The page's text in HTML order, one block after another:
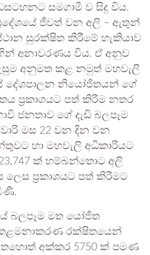
සමගාමී ව සිදු විය.
ජීවත් වන අලි – ඇතුන්
සුරක්ෂිත කිරීමේ හැකියාව
අනාවරණය විය. ඒ අනුව
අනුමත කළ නමුත් මහවැලි
දේශපාලන නියෝජිතයන් ගේ
ප්‍රකාශයට පත් කිරීම නතර
ජනතාව ගේ දැඩි බලපෑම
මස 22 වන දින වන
හා මහවැලි අධිකාරියට
ක් හම්බන්තොට අලි
ප්‍රකාශයට පත් කිරීමට
බලපෑම මත යෝජිත
රක්ෂිතයෙන්
අක්කර 5750 ක් පමණ